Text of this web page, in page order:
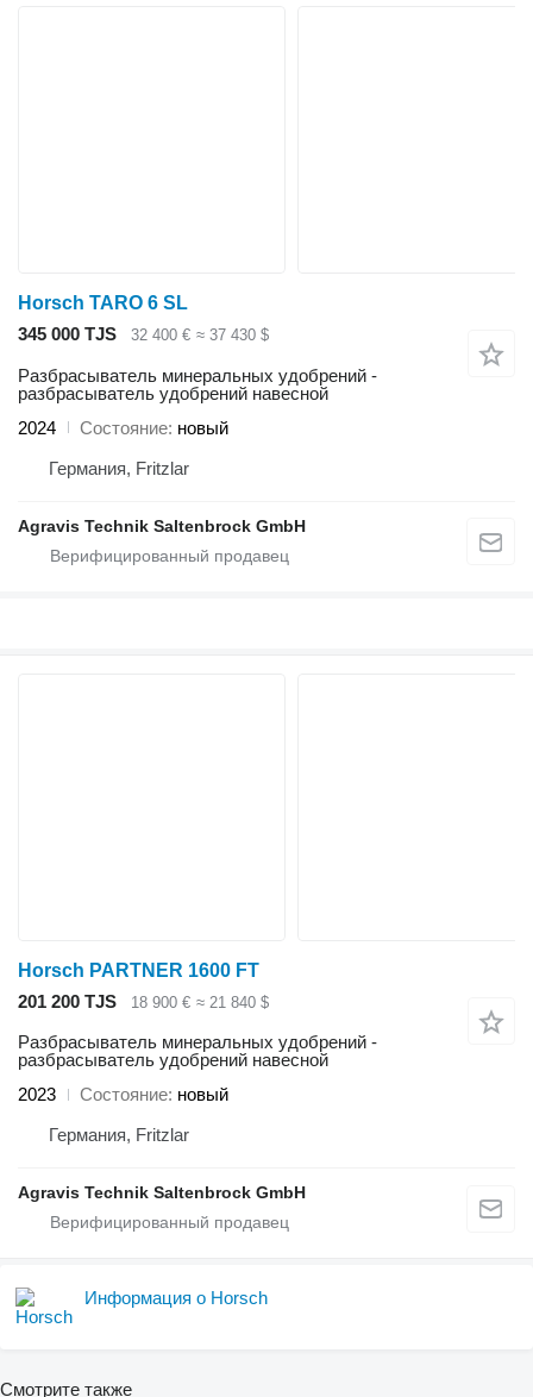
Horsch TARO 6 SL
345 000 TJS
32 400 € ≈ 37 430 $
Разбрасыватель минеральных удобрений -
разбрасыватель удобрений навесной
2024
Состояние новый
Германия, Fritzlar
Agravis Technik Saltenbrock GmbH
Horsch PARTNER 1600 FT
201 200 TJS
18 900 € ≈ 21 840 $
Разбрасыватель минеральных удобрений -
разбрасыватель удобрений навесной
2023
Состояние новый
Германия, Fritzlar
Agravis Technik Saltenbrock GmbH
Информация о Horsch
Смотрите также